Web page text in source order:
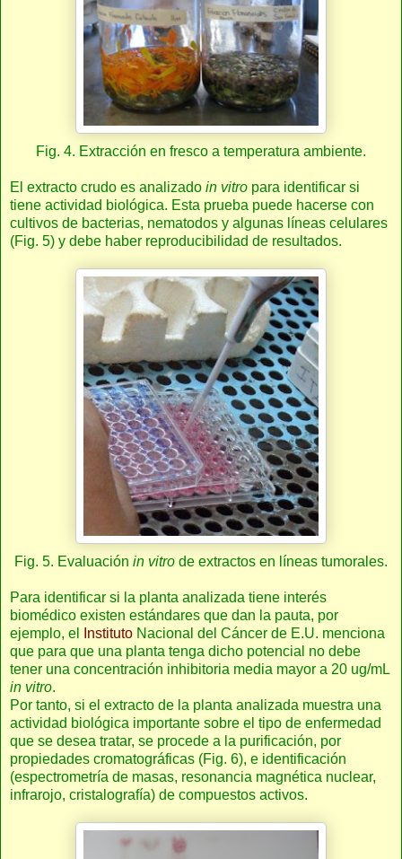
Fig. 4. Extracción en fresco a temperatura ambiente.
El extracto crudo es analizado in vitro para identificar si
tiene actividad biológica. Esta prueba puede hacerse con
cultivos de bacterias, nematodos y algunas líneas celulares
(Fig. 5) y debe haber reproducibilidad de resultados.
Fig. 5. Evaluación in vitro de extractos en líneas tumorales.
Para identificar si la planta analizada tiene interés
biomédico existen estándares que dan la pauta, por
ejemplo, el
Instituto Nacional del Cáncer de E.U. menciona
que para que una planta tenga dicho potencial no debe
tener una concentración inhibitoria media mayor a 20 ug/mL
in vitro.
Por tanto, si el extracto de la planta analizada muestra una
actividad biológica importante sobre el tipo de enfermedad
que se desea tratar, se procede a la purificación, por
propiedades cromatográficas (Fig. 6), e identificación
(espectrometría de masas, resonancia magnética nuclear,
infrarojo, cristalografía) de compuestos activos.